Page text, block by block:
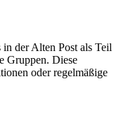
in der Alten Post als Teil
Gruppen. Diese
oder regelmäßige